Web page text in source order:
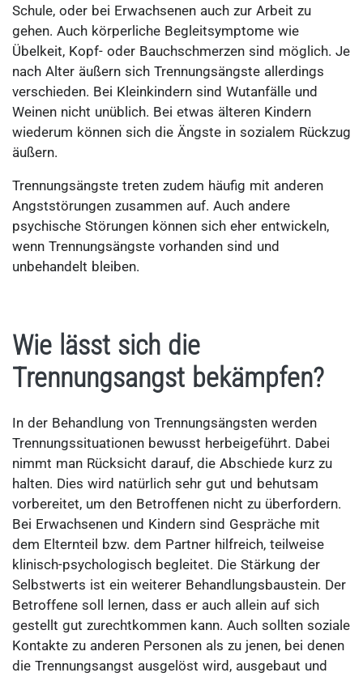
Schule, oder bei Erwachsenen auch zur Arbeit zu
gehen. Auch körperliche Begleitsymptome wie
Übelkeit, Kopf- oder Bauchschmerzen sind möglich. Je
nach Alter äußern sich Trennungsängste allerdings
verschieden. Bei Kleinkindern sind Wutanfälle und
Weinen nicht unüblich. Bei etwas älteren Kindern
wiederum können sich die Ängste in sozialem Rückzug
äußern.
Trennungsängste treten zudem häufig mit anderen
Angststörungen zusammen auf. Auch andere
psychische Störungen können sich eher entwickeln,
wenn Trennungsängste vorhanden sind und
unbehandelt bleiben.
Wie lässt sich die
Trennungsangst bekämpfen?
In der Behandlung von Trennungsängsten werden
Trennungssituationen bewusst herbeigeführt. Dabei
nimmt man Rücksicht darauf, die Abschiede kurz zu
halten. Dies wird natürlich sehr gut und behutsam
vorbereitet, um den Betroffenen nicht zu überfordern.
Bei Erwachsenen und Kindern sind Gespräche mit
dem Elternteil bzw. dem Partner hilfreich, teilweise
klinisch-psychologisch begleitet. Die Stärkung der
Selbstwerts ist ein weiterer Behandlungsbaustein. Der
Betroffene soll lernen, dass er auch allein auf sich
gestellt gut zurechtkommen kann. Auch sollten soziale
Kontakte zu anderen Personen als zu jenen, bei denen
die Trennungsangst ausgelöst wird, ausgebaut und